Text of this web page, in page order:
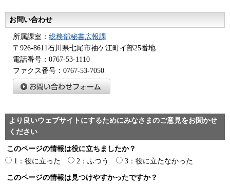
お問い合わせ
所属課室： 総務部秘書広報課
〒926-8611石川県七尾市袖ケ江町イ部25番地
電話番号：0767-53-1110
ファクス番号：0767-53-7050
より良いウェブサイトにするためにみなさまのご意見をお聞かせ
ください
このページの情報は役に立ちましたか？
1：役に立った
2：ふつう 3：役に立たなかった
このページの情報は見つけやすかったですか？